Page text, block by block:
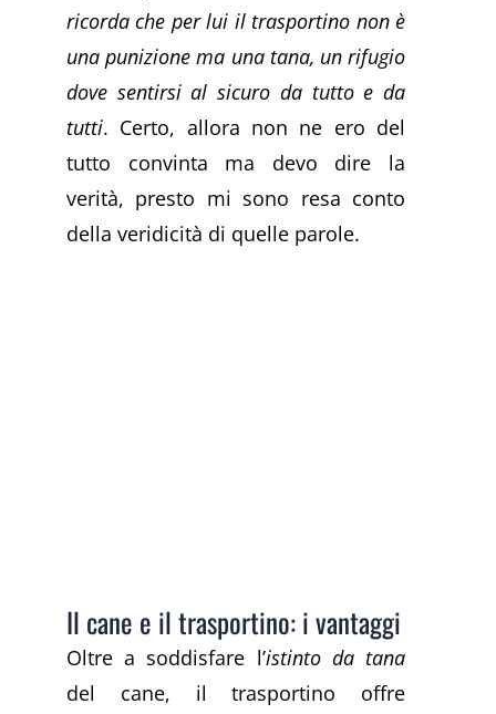
ricorda che per lui il trasportino non è
una punizione ma una tana, un rifugio
dove sentirsi al sicuro da tutto e da
tutti. Certo, allora non ne ero del
tutto convinta ma devo dire la
verità, presto mi sono resa conto
della veridicità di quelle parole.
Il cane e il trasportino: i vantaggi
Oltre a soddisfare l’istinto da tana
del cane, il trasportino offre